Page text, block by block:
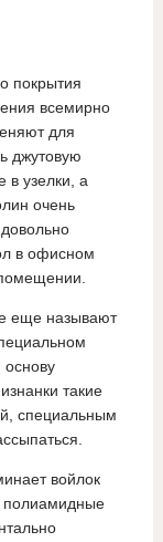
покрытия
всемирно
для
джутовую
в узелки, а
очень
в офисном
еще называют
основу
такие
специальным
войлок
полиамидные